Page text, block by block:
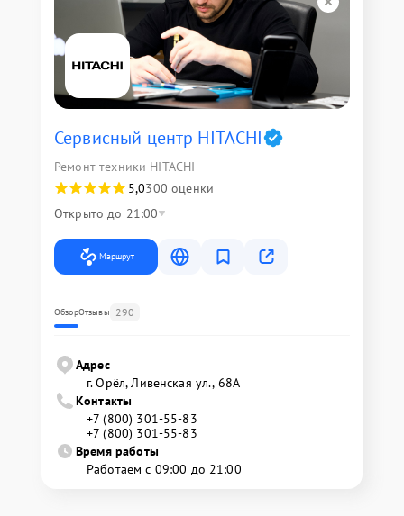
Сервисный центр HITACHI
Ремонт техники HITACHI
5,0300 оценки
Открыто до 21:00
Маршрут
ОбзорОтзывы 290
Адрес
г. Орёл, Ливенская ул., 68А
Контакты
+7 (800) 301-55-83
+7 (800) 301-55-83
Время работы
Работаем с 09:00 до 21:00